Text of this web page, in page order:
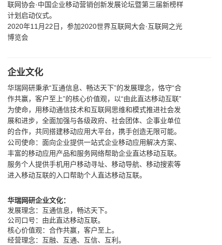
联网协会·中国企业移动营销创新发展论坛暨第三届新榜样
计划启动仪式。
2020年11月22日，参加2020世界互联网大会·互联网之光
博览会
企业文化
华瑞网研秉承“互通信息、畅达天下”的发展理念，恪守“合
作共赢，客户至上”的核心价值观，以“由此直达移动互联”
为使命，用移动通信技术和互联网思维和模式推进社会发
展和进步，全面加强与各级政府、社会团体、企事业单位
的合作，共同搭建移动应用大平台，携手创造无限可能。
公司使命：面向企业提供一站式企业移动应用解决方案、
丰富的移动应用产品和服务网络帮助企业直达移动互联。
服务个人提供手机用户移动寻址、移动导航、移动搜索等
进入移动互联的入口帮助个人直达移动互联。
华瑞网研企业文化：
发展理念：互通信息，畅达天下。
公司口号：由此直达移动互联。
核心价值观：合作共赢，客户至上。
经营理念：互融、互通、互信、互利。